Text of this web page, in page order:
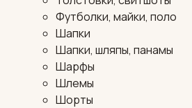
Футболки, майки, поло
Шапки
Шапки, шляпы, панамы
Шарфы
Шлемы
Шорты